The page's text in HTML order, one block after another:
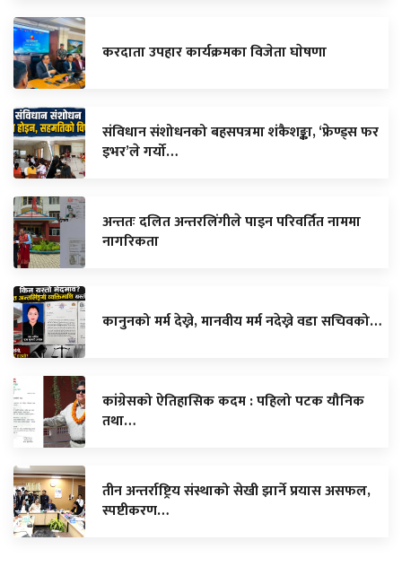
करदाता उपहार कार्यक्रमका विजेता घाेषणा
संविधान संशोधनको बहसपत्रमा शंकैशङ्का, ‘फ्रेण्ड्स फर
इभर’ले गर्यो…
अन्ततः दलित अन्तरलिंगीले पाइन परिवर्तित नाममा
नागरिकता
कानुनको मर्म देख्ने, मानवीय मर्म नदेख्ने वडा सचिवको…
कांग्रेसको ऐतिहासिक कदम : पहिलो पटक यौनिक
तथा…
तीन अन्तर्राष्ट्रिय संस्थाको सेखी झार्ने प्रयास असफल,
स्पष्टीकरण…